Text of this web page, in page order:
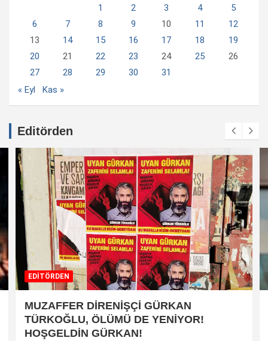
1
2 3 4
5
6
7 8 9 10 11
12
13
14 15 16 17 18
19
20
21 22 23 24 25
26
27
28 29 30
31
« Eyl
Kas »
Editörden
EDİTÖRDEN
MUZAFFER DİRENİŞÇİ GÜRKAN
TÜRKOĞLU, ÖLÜMÜ DE YENİYOR!
HOŞGELDİN GÜRKAN!